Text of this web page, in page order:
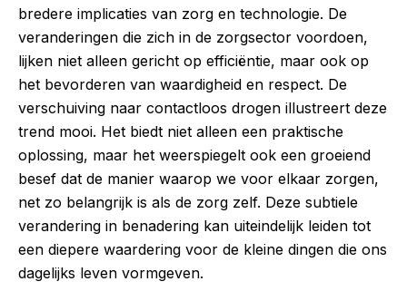
bredere implicaties van zorg en technologie. De
veranderingen die zich in de zorgsector voordoen,
lijken niet alleen gericht op efficiëntie, maar ook op
het bevorderen van waardigheid en respect. De
verschuiving naar contactloos drogen illustreert deze
trend mooi. Het biedt niet alleen een praktische
oplossing, maar het weerspiegelt ook een groeiend
besef dat de manier waarop we voor elkaar zorgen,
net zo belangrijk is als de zorg zelf. Deze subtiele
verandering in benadering kan uiteindelijk leiden tot
een diepere waardering voor de kleine dingen die ons
dagelijks leven vormgeven.